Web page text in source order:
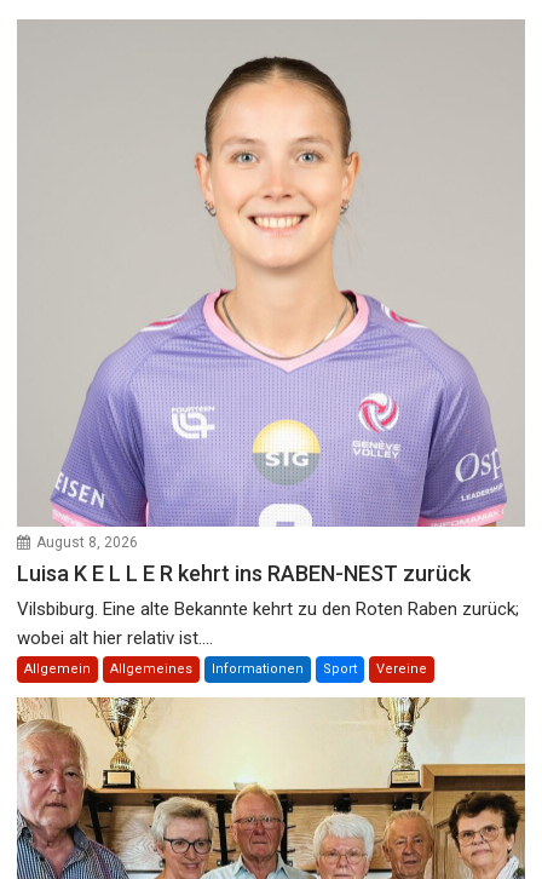
August 8, 2026
Luisa K E L L E R kehrt ins RABEN-NEST zurück
Vilsbiburg. Eine alte Bekannte kehrt zu den Roten Raben zurück;
wobei alt hier relativ ist....
Allgemein Allgemeines Informationen Sport Vereine